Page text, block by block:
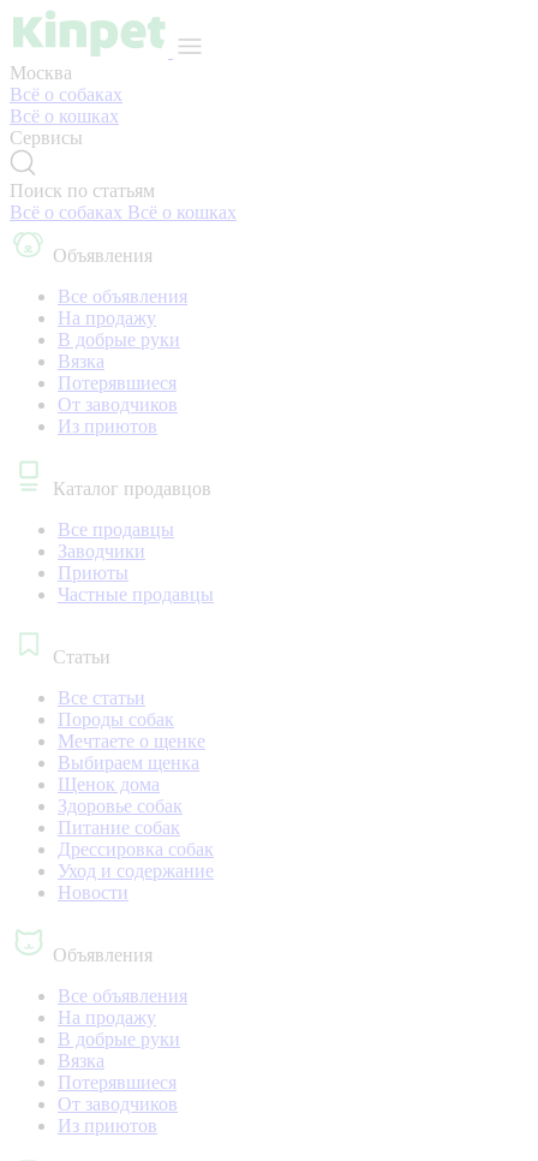
Москва
Всё о собаках
Всё о кошках
Сервисы
Поиск по статьям
Всё о собаках Всё о кошках
Объявления
Все объявления
На продажу
В добрые руки
Вязка
Потерявшиеся
От заводчиков
Из приютов
Каталог продавцов
Все продавцы
Заводчики
Приюты
Частные продавцы
Статьи
Все статьи
Породы собак
Мечтаете о щенке
Выбираем щенка
Щенок дома
Здоровье собак
Питание собак
Дрессировка собак
Уход и содержание
Новости
Объявления
Все объявления
На продажу
В добрые руки
Вязка
Потерявшиеся
От заводчиков
Из приютов